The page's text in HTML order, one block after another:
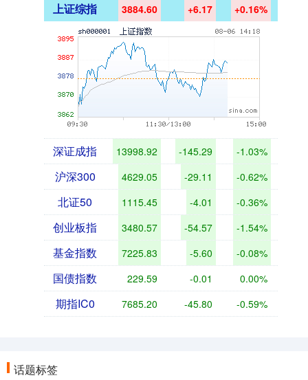
上证综指 3884.60 +6.17 +0.16%
深证成指 13998.92 -145.29 -1.03%
沪深300 4629.05 -29.11 -0.62%
北证50 1115.45 -4.01 -0.36%
创业板指 3480.57 -54.57 -1.54%
基金指数 7225.83 -5.60 -0.08%
国债指数 229.59 -0.01 0.00%
期指IC0 7685.20 -45.80 -0.59%
话题标签